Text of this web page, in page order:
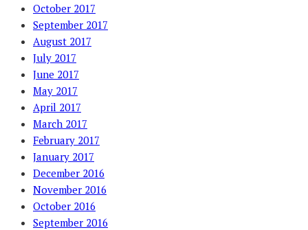
October 2017
September 2017
August 2017
July 2017
June 2017
May 2017
April 2017
March 2017
February 2017
January 2017
December 2016
November 2016
October 2016
September 2016